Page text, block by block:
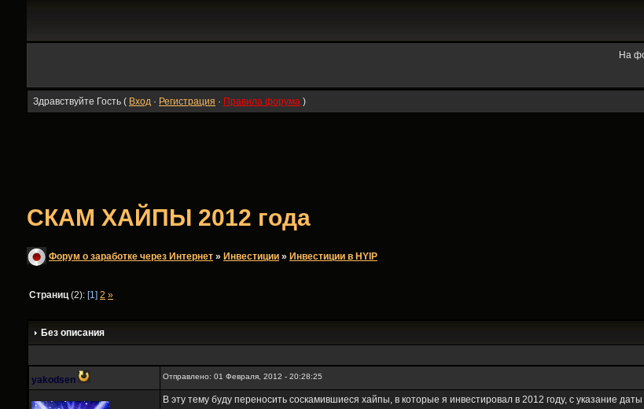
На
Здравствуйте Гость ( Вход · Регистрация · Правила форума )
СКАМ ХАЙПЫ 2012 года
Форум о заработке через Интернет » Инвестиции » Инвестиции в HYIP
Страниц(2): [1] 2 »
Без описания
yakodsen Отправлено: 01 Февраля, 2012 - 20:28:25
В эту тему буду переносить соскамившиеся хайпы, в которые я инвестировал в 2012 году, с указание